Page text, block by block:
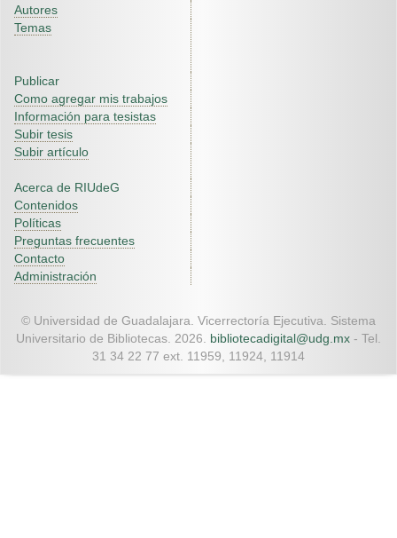
Autores
Temas
Publicar
Como agregar mis trabajos
Información para tesistas
Subir tesis
Subir artículo
Acerca de RIUdeG
Contenidos
Políticas
Preguntas frecuentes
Contacto
Administración
© Universidad de Guadalajara. Vicerrectoría Ejecutiva. Sistema
Universitario de Bibliotecas. 2026. bibliotecadigital@udg.mx - Tel.
31 34 22 77 ext. 11959, 11924, 11914